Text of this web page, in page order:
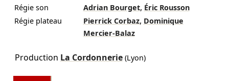
Régie son
Adrian Bourget, Éric Rousson
Régie plateau
Pierrick Corbaz, Dominique
Mercier-Balaz
Production La Cordonnerie(Lyon)